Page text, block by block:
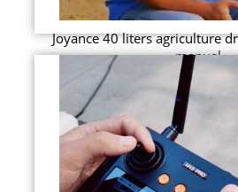
Joyance 40 liters agriculture
manual